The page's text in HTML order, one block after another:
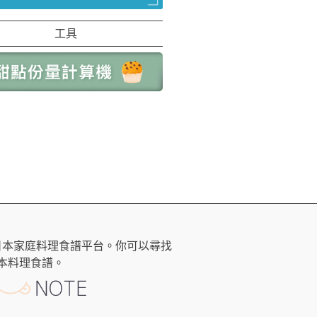
工具
家庭料理食譜平台。你可以尋找
料理食譜。